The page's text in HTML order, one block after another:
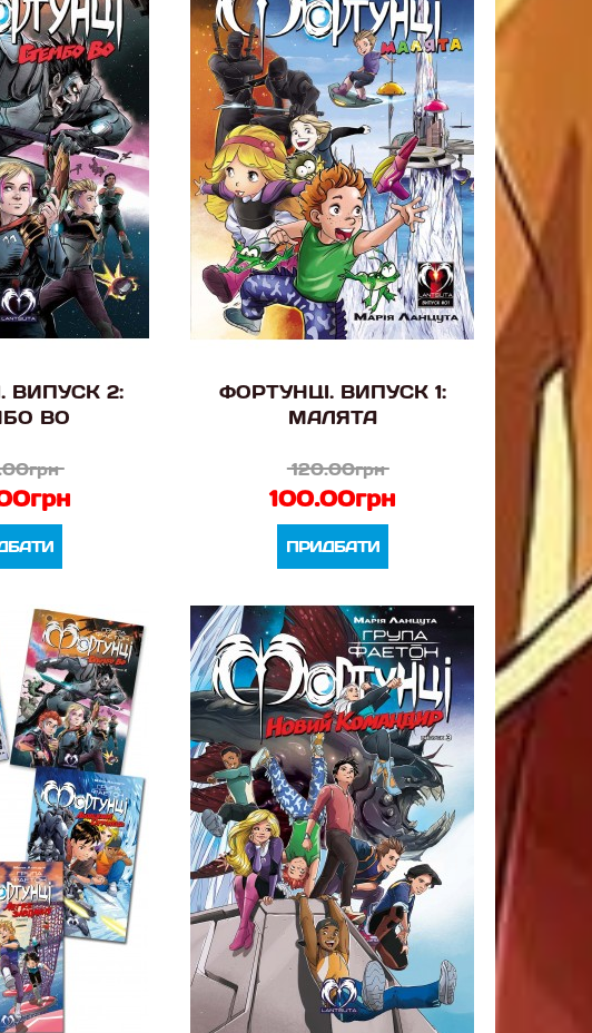
ВИПУСК 2:
ВО
ФОРТУНЦІ. ВИПУСК 1:
МАЛЯТА
120.00грн
100.00грн
ПРИДБАТИ